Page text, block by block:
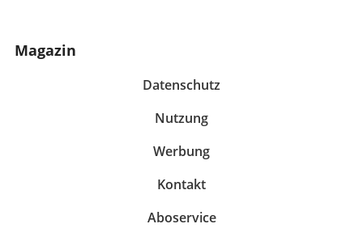
Magazin
Datenschutz
Nutzung
Werbung
Kontakt
Aboservice